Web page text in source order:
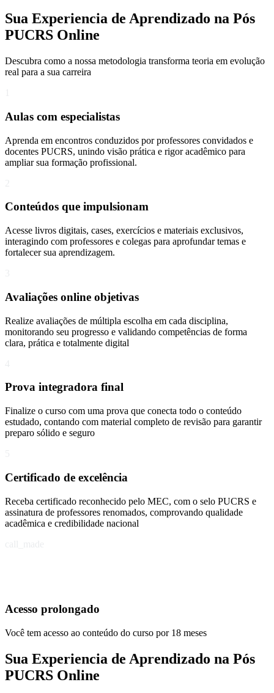
Sua Experiencia de Aprendizado na Pós
PUCRS Online
Descubra como a nossa metodologia transforma teoria em evolução
real para a sua carreira​
Aulas com especialistas
Aprenda em encontros conduzidos por professores convidados e
docentes PUCRS, unindo visão prática e rigor acadêmico para
ampliar sua formação profissional.
Conteúdos que impulsionam
Acesse livros digitais, cases, exercícios e materiais exclusivos,
interagindo com professores e colegas para aprofundar temas e
fortalecer sua aprendizagem.
Avaliações online objetivas
Realize avaliações de múltipla escolha em cada disciplina,
monitorando seu progresso e validando competências de forma
clara, prática e totalmente digital
Prova integradora final
Finalize o curso com uma prova que conecta todo o conteúdo
estudado, contando com material completo de revisão para garantir
preparo sólido e seguro
Certificado de excelência
Receba certificado reconhecido pelo MEC, com o selo PUCRS e
assinatura de professores renomados, comprovando qualidade
acadêmica e credibilidade nacional
Acesso prolongado
Você tem acesso ao conteúdo do curso por 18 meses
Sua Experiencia de Aprendizado na Pós
PUCRS Online